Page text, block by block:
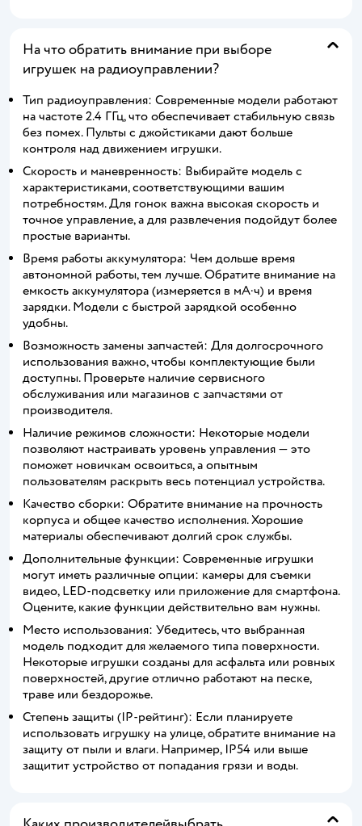
На что обратить внимание при выборе
игрушек на радиоуправлении?
Тип радиоуправления: Современные модели работают
на частоте 2.4 ГГц, что обеспечивает стабильную связь
без помех. Пульты с джойстиками дают больше
контроля над движением игрушки.
Скорость и маневренность: Выбирайте модель с
характеристиками, соответствующими вашим
потребностям. Для гонок важна высокая скорость и
точное управление, а для развлечения подойдут более
простые варианты.
Время работы аккумулятора: Чем дольше время
автономной работы, тем лучше. Обратите внимание на
емкость аккумулятора (измеряется в мА·ч) и время
зарядки. Модели с быстрой зарядкой особенно
удобны.
Возможность замены запчастей: Для долгосрочного
использования важно, чтобы комплектующие были
доступны. Проверьте наличие сервисного
обслуживания или магазинов с запчастями от
производителя.
Наличие режимов сложности: Некоторые модели
позволяют настраивать уровень управления — это
поможет новичкам освоиться, а опытным
пользователям раскрыть весь потенциал устройства.
Качество сборки: Обратите внимание на прочность
корпуса и общее качество исполнения. Хорошие
материалы обеспечивают долгий срок службы.
Дополнительные функции: Современные игрушки
могут иметь различные опции: камеры для съемки
видео, LED-подсветку или приложение для смартфона.
Оцените, какие функции действительно вам нужны.
Место использования: Убедитесь, что выбранная
модель подходит для желаемого типа поверхности.
Некоторые игрушки созданы для асфальта или ровных
поверхностей, другие отлично работают на песке,
траве или бездорожье.
Степень защиты (IP-рейтинг): Если планируете
использовать игрушку на улице, обратите внимание на
защиту от пыли и влаги. Например, IP54 или выше
защитит устройство от попадания грязи и воды.